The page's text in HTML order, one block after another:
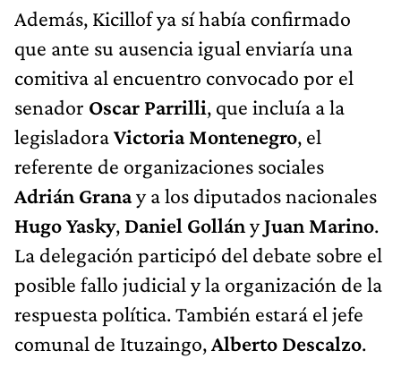
Además, Kicillof ya sí había confirmado
que ante su ausencia igual enviaría una
comitiva al encuentro convocado por el
senador Oscar Parrilli, que incluía a la
legisladoraVictoria Montenegro, el
referente de organizaciones sociales
Adrián Granay a los diputados nacionales
Hugo Yasky, Daniel GollányJuan Marino.
La delegación participó del debate sobre el
posible fallo judicial y la organización de la
respuesta política. También estará el jefe
comunal de Ituzaingo,Alberto Descalzo.